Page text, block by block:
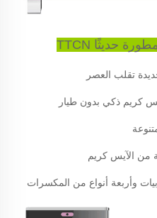
تقلب العصر
كريم ذكي بدون طيار
من الآيس كريم
وأربعة أنواع من المكسرات